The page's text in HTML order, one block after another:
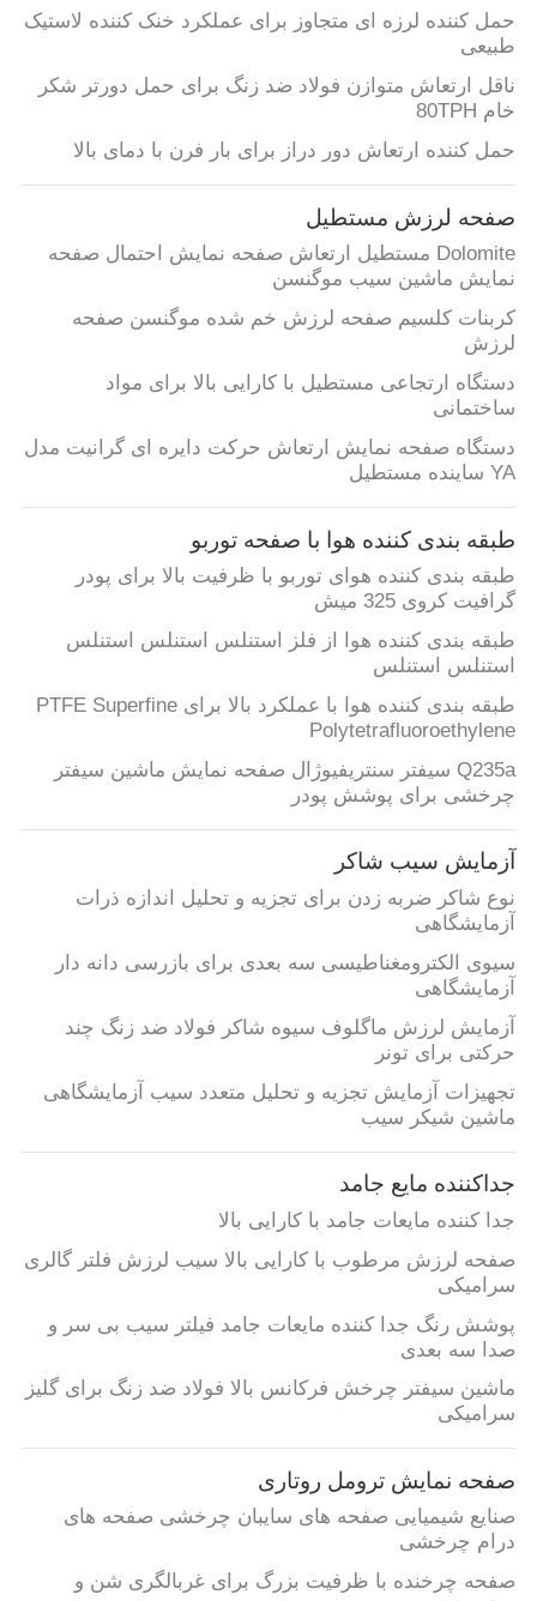
حمل کننده لرزه ای متجاوز برای عملکرد خنک کننده لاستیک
طبیعی
ناقل ارتعاش متوازن فولاد ضد زنگ برای حمل دورتر شکر
خام 80TPH
حمل کننده ارتعاش دور دراز برای بار فرن با دمای بالا
صفحه لرزش مستطیل
Dolomite مستطیل ارتعاش صفحه نمایش احتمال صفحه
نمایش ماشین سیب موگنسن
کربنات کلسیم صفحه لرزش خم شده موگنسن صفحه
لرزش
دستگاه ارتجاعی مستطیل با کارایی بالا برای مواد
ساختمانی
دستگاه صفحه نمایش ارتعاش حرکت دایره ای گرانیت مدل
YA ساینده مستطیل
طبقه بندی کننده هوا با صفحه توربو
طبقه بندی کننده هوای توربو با ظرفیت بالا برای پودر
گرافیت کروی 325 میش
طبقه بندی کننده هوا از فلز استنلس استنلس استنلس
استنلس استنلس
طبقه بندی کننده هوا با عملکرد بالا برای PTFE Superfine
Polytetrafluoroethylene
Q235a سیفتر سنتریفیوژال صفحه نمایش ماشین سیفتر
چرخشی برای پوشش پودر
آزمایش سیب شاکر
نوع شاکر ضربه زدن برای تجزیه و تحلیل اندازه ذرات
آزمایشگاهی
سیوی الکترومغناطیسی سه بعدی برای بازرسی دانه دار
آزمایشگاهی
آزمایش لرزش ماگلوف سیوه شاکر فولاد ضد زنگ چند
حرکتی برای تونر
تجهیزات آزمایش تجزیه و تحلیل متعدد سیب آزمایشگاهی
ماشین شیکر سیب
جداکننده مایع جامد
جدا کننده مایعات جامد با کارایی بالا
صفحه لرزش مرطوب با کارایی بالا سیب لرزش فلتر گالری
سرامیکی
پوشش رنگ جدا کننده مایعات جامد فیلتر سیب بی سر و
صدا سه بعدی
ماشین سیفتر چرخش فرکانس بالا فولاد ضد زنگ برای گلیز
سرامیکی
صفحه نمایش ترومل روتاری
صنایع شیمیایی صفحه های سایبان چرخشی صفحه های
درام چرخشی
صفحه چرخنده با ظرفیت بزرگ برای غربالگری شن و